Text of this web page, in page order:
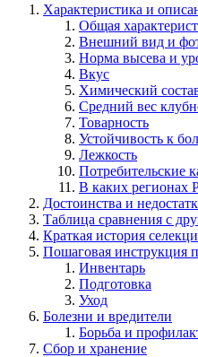
Характеристика и
Общая
Внешний вид и
Норма высева и
Вкус
Химический
Средний вес
Товарность
Устойчивость к
Лежкость
Потребительские
В каких регионах
Достоинства и
Таблица сравнения с
Краткая история
Пошаговая инструкция
Инвентарь
Подготовка
Уход
Болезни и вредители
Борьба и
Сбор и хранение